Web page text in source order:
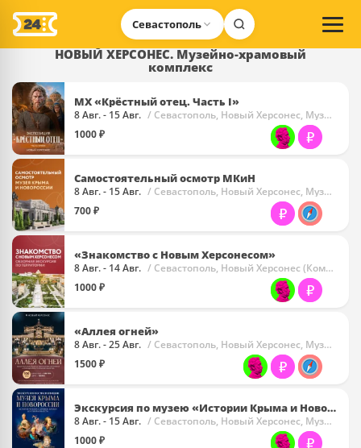
Севастополь
НОВЫЙ ХЕРСОНЕС. Музейно-храмовый
комплекс
МХ «Крёстный отец. Часть I»
8 Авг. - 15 Авг. / Севастополь, Новый Херсонес, Музей Христианства
1000 ₽
Самостоятельный осмотр МКиН
8 Авг. - 15 Авг. / Севастополь, Новый Херсонес, Музей Крыма И Новороссии (МКиН)
700 ₽
«Знакомство с Новым Херсонесом»
8 Авг. - 14 Авг. / Севастополь, Новый Херсонес (Комплекс)
1000 ₽
«Аллея огней»
8 Авг. - 25 Авг. / Севастополь, Новый Херсонес, Музей Христианства
1500 ₽
Экскурсия по музею «Истории Крыма и Новороссии»
8 Авг. - 15 Авг. / Севастополь, Новый Херсонес, Музей Крыма И Новороссии (МКиН)
1000 ₽